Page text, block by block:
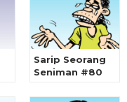
Sarip Seorang
Seniman #80